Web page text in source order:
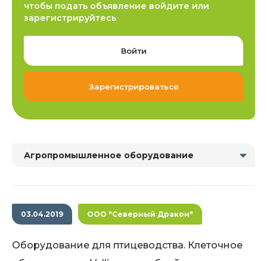
чтобы подать объявление войдите или
зарегистрируйтесь
Войти
Зарегистрироваться
Агропромышленное оборудование
03.04.2019 ООО "Северный Дракон"
Оборудование для птицеводства. Клеточное